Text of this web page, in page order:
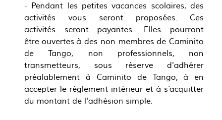
- Pendant les petites vacances scolaires, des
activités vous seront proposées. Ces
activités seront payantes. Elles pourront
être ouvertes à des non membres de Caminito
de Tango, non professionnels, non
transmetteurs, sous réserve d'adhérer
préalablement à Caminito de Tango, à en
accepter le règlement intérieur et à s’acquitter
du montant de l'adhésion simple.